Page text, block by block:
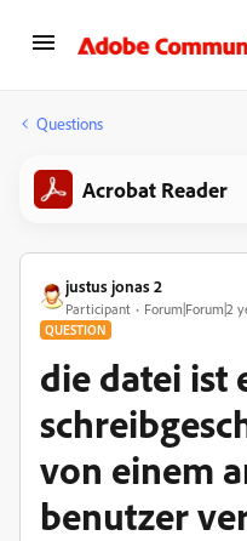
Questions
Acrobat Reader
justus jonas 2
Participant Forum|Forum|2
QUESTION
die datei ist
von einem
benutzer